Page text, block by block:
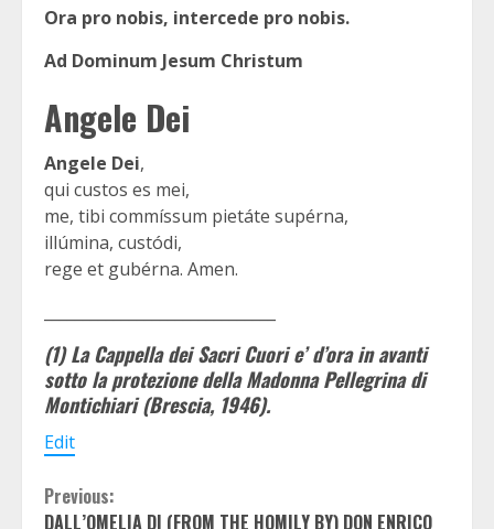
Ora pro nobis, intercede pro nobis.
Ad Dominum Jesum Christum
Angele Dei
Angele Dei,
qui custos es mei,
me, tibi commíssum pietáte supérna,
illúmina, custódi,
rege et gubérna. Amen.
(1) La Cappella dei Sacri Cuori e’ d’ora in avanti
sotto la protezione della Madonna Pellegrina di
Montichiari (Brescia, 1946).
Edit
Continue
Previous:
DALL’OMELIA DI (FROM THE HOMILY BY) DON ENRICO